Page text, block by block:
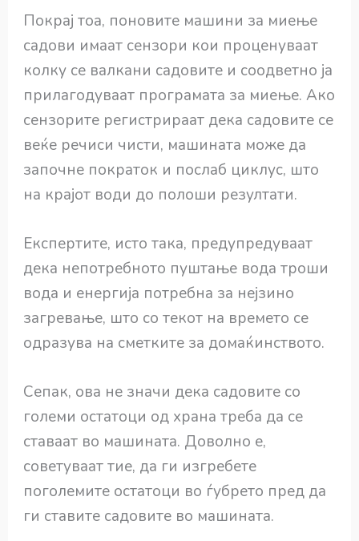
Покрај тоа, поновите машини за миење
садови имаат сензори кои проценуваат
колку се валкани садовите и соодветно ја
прилагодуваат програмата за миење. Ако
сензорите регистрираат дека садовите се
веќе речиси чисти, машината може да
започне пократок и послаб циклус, што
на крајот води до полоши резултати.
Експертите, исто така, предупредуваат
дека непотребното пуштање вода троши
вода и енергија потребна за нејзино
загревање, што со текот на времето се
одразува на сметките за домаќинството.
Сепак, ова не значи дека садовите со
големи остатоци од храна треба да се
ставаат во машината. Доволно е,
советуваат тие, да ги изгребете
поголемите остатоци во ѓубрето пред да
ги ставите садовите во машината.